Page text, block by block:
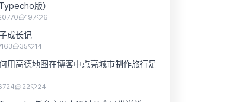
Typecho版）
197 6
成长记
35 14
用高德地图在博客中点亮城市制作旅行足
22 24